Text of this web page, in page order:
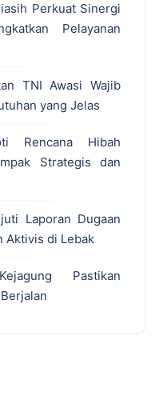
Perkuat Sinergi
Pelayanan
TNI Awasi Wajib
yang Jelas
Rencana Hibah
Strategis dan
Laporan Dugaan
Aktivis di Lebak
Pastikan